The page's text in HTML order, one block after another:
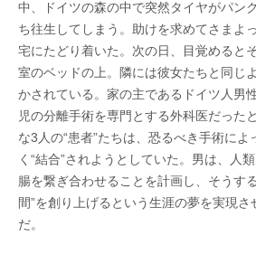
中、ドイツの森の中で突然タイヤがパン
ち往生してしまう。助けを求めてさまよ
宅にたどり着いた。次の日、目覚めると
室のベッドの上。隣には彼女たちと同じ
かされている。家の主であるドイツ人男
児の分離手術を専門とする外科医だった
な3人の“患者”たちは、恐るべき手術によ
く“結合”されようとしていた。男は、人
腸を繋ぎ合わせることを計画し、そうす
間”を創り上げるという生涯の夢を実現
だ。